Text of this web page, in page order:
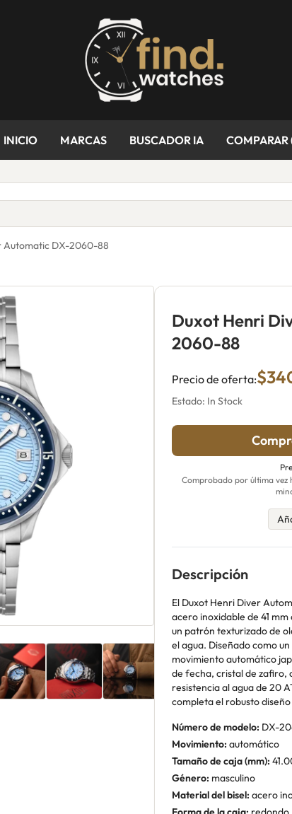
INICIO MARCAS BUSCADOR IA COMPARAR
Automatic DX-2060-88
Duxot Henri
2060-88
Precio de oferta:
Estado: In Stock
Comprobado por última vez
Descripción
El Duxot Henri Diver
acero inoxidable de 41
un patrón texturizado de
el agua. Diseñado como
movimiento automático
de fecha, cristal de zafiro,
resistencia al agua de 20
completa el robusto
Número de modelo: DX-
Movimiento: automático
Tamaño de caja (mm):
Género: masculino
Material del bisel: acero